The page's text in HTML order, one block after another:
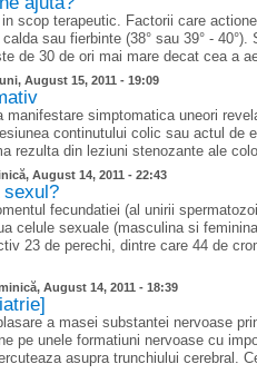
scop terapeutic. Factorii care
sau fierbinte (38° sau 39° -
de 30 de ori mai mare decat cea a
August 15, 2011 - 19:09
simptomatica uneori
continutului colic sau actul de
rezulta din leziuni stenozante ale
August 14, 2011 - 22:43
fecundatiei (al unirii
celule sexuale (masculina si
23 de perechi, dintre care 44 de
August 14, 2011 - 18:39
a masei substantei nervoase
pe unele formatiuni nervoase cu
asupra trunchiului cerebral.